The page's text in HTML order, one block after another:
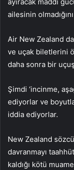
ailesinin
Air New Zealand
ve uçak biletlerini
daha sonra bir
Şimdi ‘incinme,
ediyorlar ve
iddia ediyorlar.
New Zealand
davranmayı
kaldığı kötü